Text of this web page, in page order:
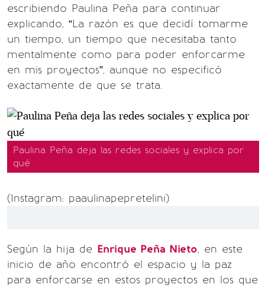
escribiendo Paulina Peña para continuar
explicando, “La razón es que decidí tomarme
un tiempo, un tiempo que necesitaba tanto
mentalmente como para poder enforcarme
en mis proyectos”, aunque no especificó
exactamente de que se trata.
Paulina Peña deja las redes sociales y explica por
qué
(Instagram: paaulinapepretelini)
Según la hija de Enrique Peña Nieto, en este
inicio de año encontró el espacio y la paz
para enforcarse en estos proyectos en los que